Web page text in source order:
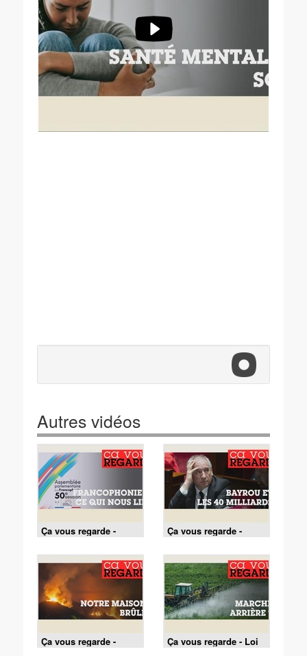
Autres vidéos
Ça vous regarde -
Quelle place a la
francophonie dans le
monde ?
Ça vous regarde -
Budget 2026 : que
nous concocte
François Bayrou ?
Ça vous regarde -
Incendies : comment
Ça vous regarde - Loi
Duplomb : l'écologie